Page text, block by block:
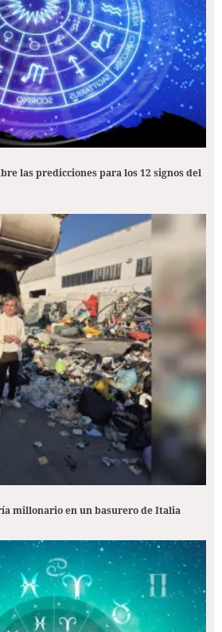
las predicciones para los 12 signos del
millonario en un basurero de Italia